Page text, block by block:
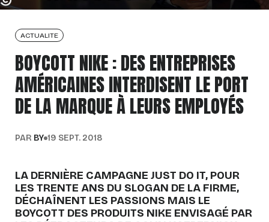
ACTUALITE
BOYCOTT NIKE : DES ENTREPRISES
AMÉRICAINES INTERDISENT LE PORT
DE LA MARQUE À LEURS EMPLOYÉS
PAR BY 19 SEPT. 2018
LA DERNIÈRE CAMPAGNE JUST DO IT, POUR
LES TRENTE ANS DU SLOGAN DE LA FIRME,
DÉCHAÎNENT LES PASSIONS MAIS LE
BOYCOTT DES PRODUITS NIKE ENVISAGÉ PAR